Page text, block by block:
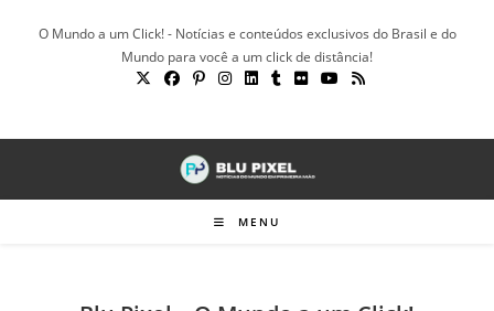
O Mundo a um Click! - Notícias e conteúdos exclusivos do Brasil e do
Mundo para você a um click de distância!
MENU